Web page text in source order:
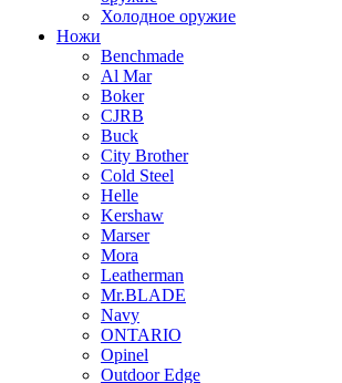
Холодное оружие
Ножи
Benchmade
Al Mar
Boker
CJRB
Buck
City Brother
Cold Steel
Helle
Kershaw
Marser
Mora
Leatherman
Mr.BLADE
Navy
ONTARIO
Opinel
Outdoor Edge